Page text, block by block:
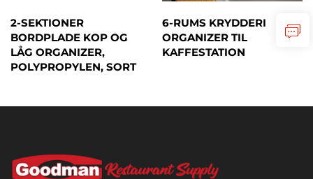
2-SEKTIONER
BORDPLADE KOP OG
LÅG ORGANIZER,
POLYPROPYLEN, SORT
6-RUMS KRYDDERI
ORGANIZER TIL
KAFFESTATION